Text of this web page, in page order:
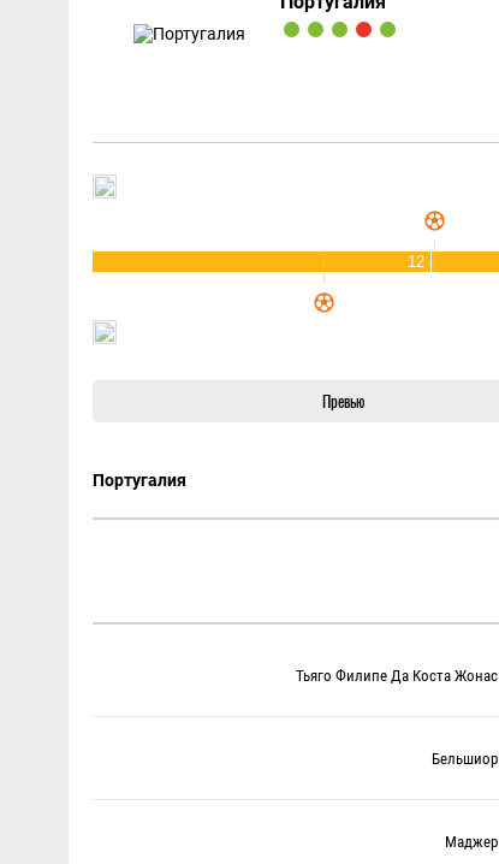
12
Превью
Португалия
Тьяго Филипе Да Коста Жонас
Бельшиор
Маджер